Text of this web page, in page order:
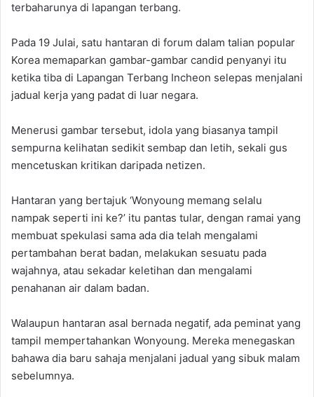
terbaharunya di lapangan terbang.
Pada 19 Julai, satu hantaran di forum dalam talian popular
Korea memaparkan gambar-gambar candid penyanyi itu
ketika tiba di Lapangan Terbang Incheon selepas menjalani
jadual kerja yang padat di luar negara.
Menerusi gambar tersebut, idola yang biasanya tampil
sempurna kelihatan sedikit sembap dan letih, sekali gus
mencetuskan kritikan daripada netizen.
Hantaran yang bertajuk ‘Wonyoung memang selalu
nampak seperti ini ke?’ itu pantas tular, dengan ramai yang
membuat spekulasi sama ada dia telah mengalami
pertambahan berat badan, melakukan sesuatu pada
wajahnya, atau sekadar keletihan dan mengalami
penahanan air dalam badan.
Walaupun hantaran asal bernada negatif, ada peminat yang
tampil mempertahankan Wonyoung. Mereka menegaskan
bahawa dia baru sahaja menjalani jadual yang sibuk malam
sebelumnya.